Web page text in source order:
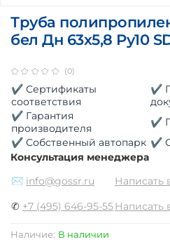
(0)
Наличие: В наличии
Труба
бел Дн 63х5,8 Ру10
✔ Сертификаты
соответствия
✔
✔ Гарантия
производителя
✔
✔ Собственный автопарк ✔
Консультация менеджера
✉ info@gossr.ru
Написать
✆ +7 (495) 646-95-55Написать